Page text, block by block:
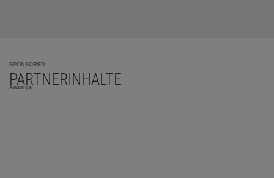
SPONSORED
PARTNERINHALTE
Anzeige